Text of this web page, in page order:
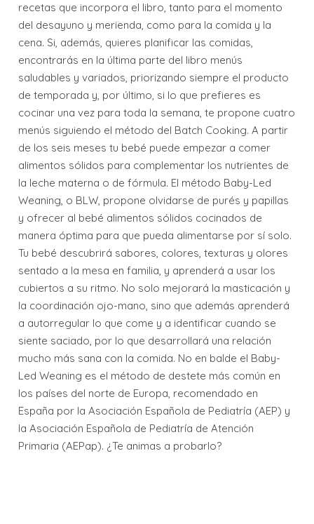
recetas que incorpora el libro, tanto para el momento
del desayuno y merienda, como para la comida y la
cena. Si, además, quieres planificar las comidas,
encontrarás en la última parte del libro menús
saludables y variados, priorizando siempre el producto
de temporada y, por último, si lo que prefieres es
cocinar una vez para toda la semana, te propone cuatro
menús siguiendo el método del Batch Cooking. A partir
de los seis meses tu bebé puede empezar a comer
alimentos sólidos para complementar los nutrientes de
la leche materna o de fórmula. El método Baby-Led
Weaning, o BLW, propone olvidarse de purés y papillas
y ofrecer al bebé alimentos sólidos cocinados de
manera óptima para que pueda alimentarse por sí solo.
Tu bebé descubrirá sabores, colores, texturas y olores
sentado a la mesa en familia, y aprenderá a usar los
cubiertos a su ritmo. No solo mejorará la masticación y
la coordinación ojo-mano, sino que además aprenderá
a autorregular lo que come y a identificar cuando se
siente saciado, por lo que desarrollará una relación
mucho más sana con la comida. No en balde el Baby-
Led Weaning es el método de destete más común en
los países del norte de Europa, recomendado en
España por la Asociación Española de Pediatría (AEP) y
la Asociación Española de Pediatría de Atención
Primaria (AEPap). ¿Te animas a probarlo?